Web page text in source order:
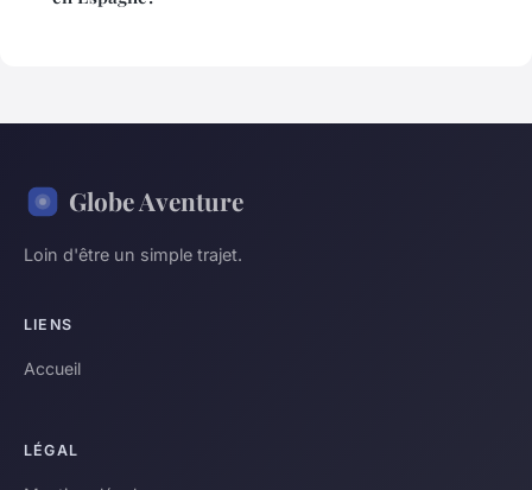
Globe Aventure
Loin d'être un simple trajet.
LIENS
Accueil
LÉGAL